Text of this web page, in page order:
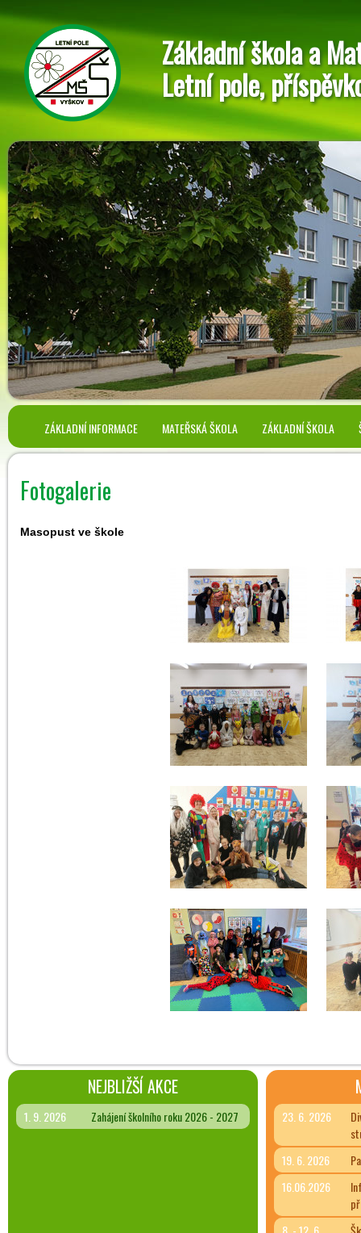
Základní škola a
Letní pole,
ZÁKLADNÍ INFORMACE MATEŘSKÁ ŠKOLA ZÁKLADNÍ ŠKOLA
Fotogalerie
Masopust ve škole
NEJBLIŽŠÍ AKCE
1. 9. 2026 Zahájení školního roku 2026 - 2027 23. 6. 2026
19. 6. 2026
16.06.2026